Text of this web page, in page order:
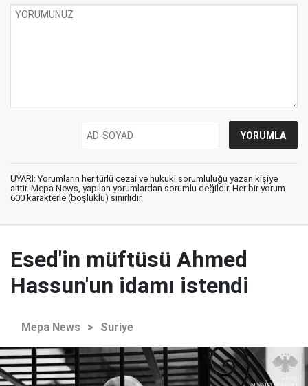
UYARI: Yorumların her türlü cezai ve hukuki sorumluluğu yazan kişiye
aittir. Mepa News, yapılan yorumlardan sorumlu değildir. Her bir yorum
600 karakterle (boşluklu) sınırlıdır.
Esed'in müftüsü Ahmed
Hassun'un idamı istendi
Mepa News > Suriye